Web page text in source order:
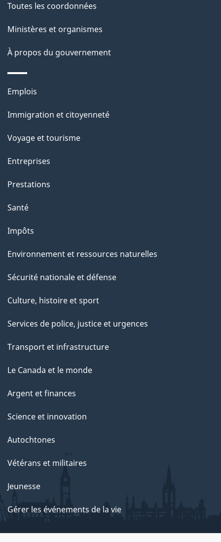
p
a
g
e
Toutes les coordonnées
Ministères et organismes
À propos du gouvernement
Thèmes
sujets
Emplois
Immigration et citoyenneté
Voyage et tourisme
Entreprises
Prestations
Santé
Impôts
Environnement et ressources naturelles
Sécurité nationale et défense
Culture, histoire et sport
Services de police, justice et urgences
Transport et infrastructure
Le Canada et le monde
Argent et finances
Science et innovation
Autochtones
Vétérans et militaires
Jeunesse
Gérer les événements de la vie